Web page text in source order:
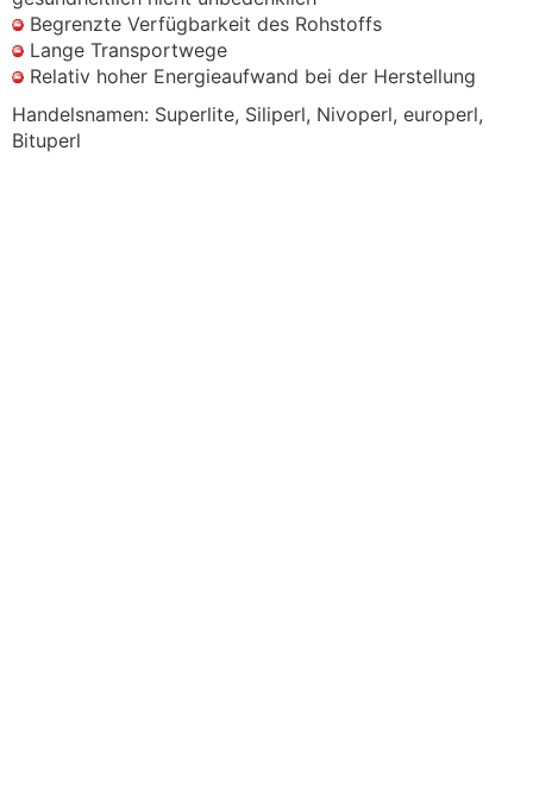
Begrenzte Verfügbarkeit des Rohstoffs
Lange Transportwege
Relativ hoher Energieaufwand bei der Herstellung
Handelsnamen: Superlite, Siliperl, Nivoperl, europerl,
Bituperl